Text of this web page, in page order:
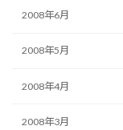
2008年6月
2008年5月
2008年4月
2008年3月